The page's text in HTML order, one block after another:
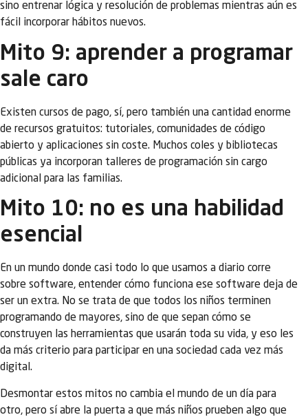
sino entrenar lógica y resolución de problemas mientras aún es
fácil incorporar hábitos nuevos.
Mito 9: aprender a programar
sale caro
Existen cursos de pago, sí, pero también una cantidad enorme
de recursos gratuitos: tutoriales, comunidades de código
abierto y aplicaciones sin coste. Muchos coles y bibliotecas
públicas ya incorporan talleres de programación sin cargo
adicional para las familias.
Mito 10: no es una habilidad
esencial
En un mundo donde casi todo lo que usamos a diario corre
sobre software, entender cómo funciona ese software deja de
ser un extra. No se trata de que todos los niños terminen
programando de mayores, sino de que sepan cómo se
construyen las herramientas que usarán toda su vida, y eso les
da más criterio para participar en una sociedad cada vez más
digital.
Desmontar estos mitos no cambia el mundo de un día para
otro, pero sí abre la puerta a que más niños prueben algo que